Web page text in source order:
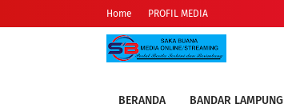
Home PROFIL MEDIA
BERANDA BANDAR LAMPUNG